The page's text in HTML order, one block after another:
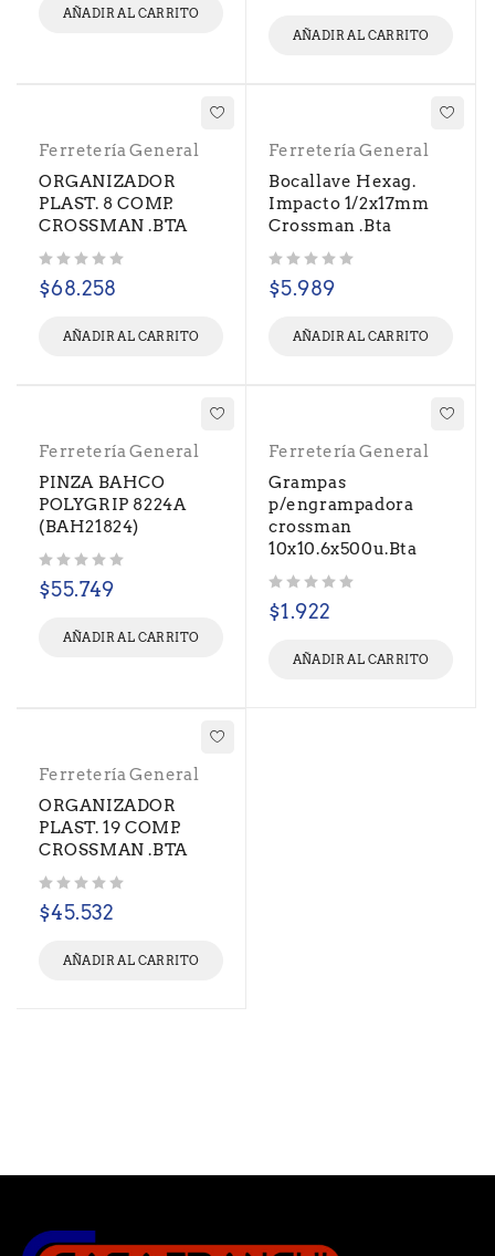
AÑADIR AL CARRITO
AÑADIR AL CARRITO
Ferretería General
ORGANIZADOR
PLAST. 8 COMP.
CROSSMAN .BTA
$68.258
AÑADIR AL CARRITO
Ferretería General
Bocallave Hexag.
Impacto 1/2x17mm
Crossman .Bta
$5.989
AÑADIR AL CARRITO
Ferretería General
PINZA BAHCO
POLYGRIP 8224A
(BAH21824)
$55.749
AÑADIR AL CARRITO
Ferretería General
Grampas
p/engrampadora
crossman
10x10.6x500u.Bta
$1.922
AÑADIR AL CARRITO
Ferretería General
ORGANIZADOR
PLAST. 19 COMP.
CROSSMAN .BTA
$45.532
AÑADIR AL CARRITO